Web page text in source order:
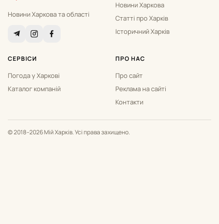
Новини Харкова та області
Новини Харкова
Статті про Харків
Історичний Харків
СЕРВІСИ
Погода у Харкові
Каталог компаній
ПРО НАС
Про сайт
Реклама на сайті
Контакти
© 2018–2026 Мій Харків. Усі права захищено.